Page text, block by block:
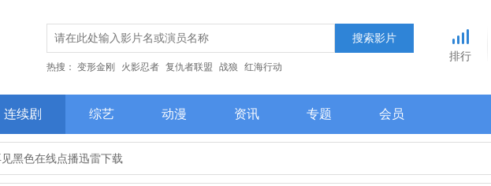
热搜： 变形金刚 火影忍者 复仇者联盟 战狼 红海行动
排行
连续剧 综艺 动漫 资讯 专题 会员
黑色在线点播迅雷下载